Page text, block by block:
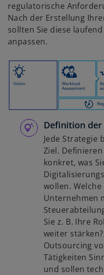
regulatorische
Nach der Erstellung
sollten Sie diese
anpassen.
Definition der
Jede Strategie
Ziel.
konkret, was
wollen.
Unternehmen
Sie z. B. Ihre
weiter
Outsourcing
Tätigkeiten
und sollen